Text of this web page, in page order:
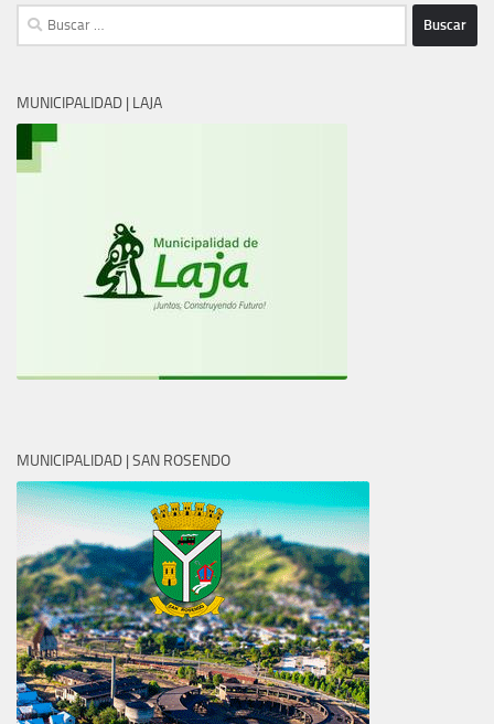
Buscar:
MUNICIPALIDAD | LAJA
MUNICIPALIDAD | SAN ROSENDO